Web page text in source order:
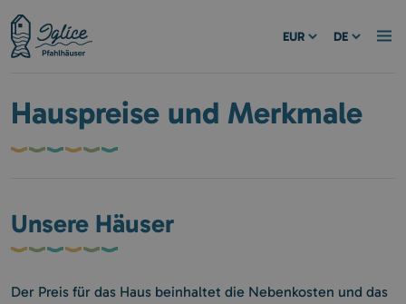
EUR DE
Hauspreise und Merkmale
Unsere Häuser
Der Preis für das Haus beinhaltet die Nebenkosten und das